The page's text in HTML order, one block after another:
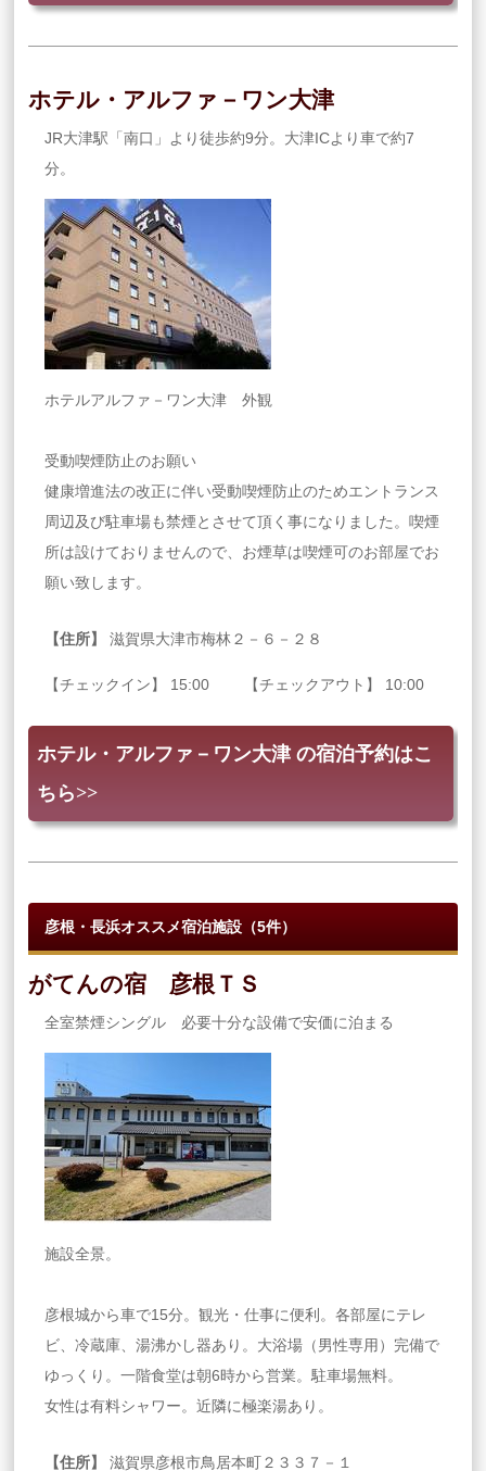
ホテル・アルファ－ワン大津
JR大津駅「南口」より徒歩約9分。大津ICより車で約7
分。
ホテルアルファ－ワン大津 外観
受動喫煙防止のお願い
健康増進法の改正に伴い受動喫煙防止のためエントランス
周辺及び駐車場も禁煙とさせて頂く事になりました。喫煙
所は設けておりませんので、お煙草は喫煙可のお部屋でお
願い致します。
【住所】 滋賀県大津市梅林２－６－２８
【チェックイン】 15:00 【チェックアウト】 10:00
ホテル・アルファ－ワン大津 の宿泊予約はこ
ちら>>
彦根・長浜オススメ宿泊施設（5件）
がてんの宿 彦根ＴＳ
全室禁煙シングル 必要十分な設備で安価に泊まる
施設全景。
彦根城から車で15分。観光・仕事に便利。各部屋にテレ
ビ、冷蔵庫、湯沸かし器あり。大浴場（男性専用）完備で
ゆっくり。一階食堂は朝6時から営業。駐車場無料。
女性は有料シャワー。近隣に極楽湯あり。
【住所】 滋賀県彦根市鳥居本町２３３７－１